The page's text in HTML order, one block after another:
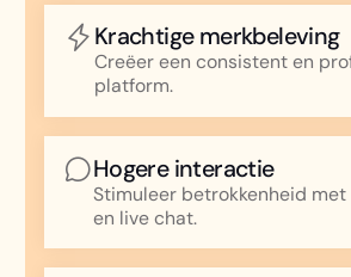
Krachtige merkbeleving
Creëer een consistent en
platform.
Hogere interactie
Stimuleer betrokkenheid met
en live chat.